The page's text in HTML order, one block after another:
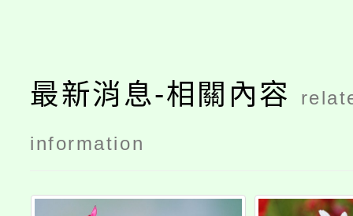
最新消息-相關內容
information